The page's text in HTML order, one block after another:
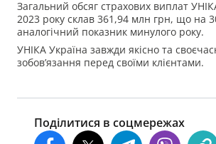
Загальний обсяг страхових виплат
2023 року склав 361,94 млн грн, що на
аналогічний показник минулого року.
УНІКА Україна завжди якісно та
зобов’язання перед своїми клієнтами.
Поділитися в соцмережах